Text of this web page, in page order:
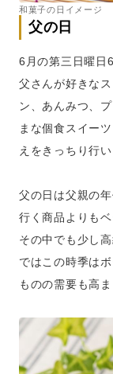
和菓子の日イメージ
父の日
6月の第三日曜日
父さんが好きな
ン、あんみつ、
まな個食スイー
えをきっちり行
父の日は父親の
行く商品よりも
その中でも少し
ではこの時季は
ものの需要も高